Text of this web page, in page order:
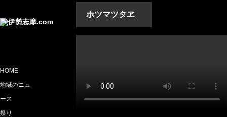
ホツマツタヱ
HOME
地域のニュ
ース
祭り